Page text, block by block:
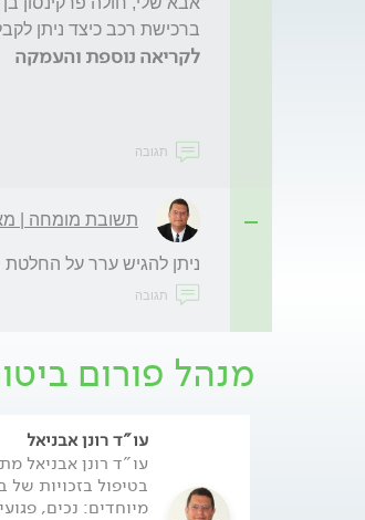
ברכישת רכב כיצד ניתן
לקריאה נוספת והעמקה
תגובה
תשובת מומחה |
ניתן להגיש ערר על
תגובה
מנהל פורום
עו"ד רונן אבניאל
עו"ד רונן אבניאל
בטיפול בזכויות של
מיוחדים: נכים,